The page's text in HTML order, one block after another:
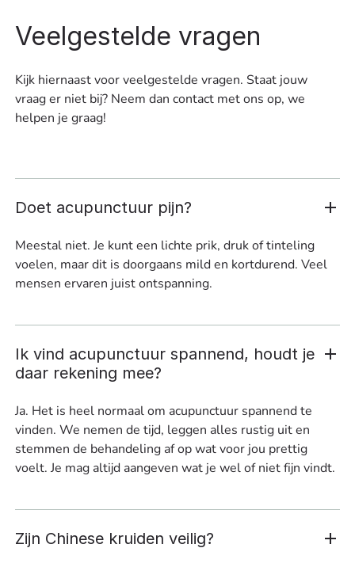
Veelgestelde vragen
Kijk hiernaast voor veelgestelde vragen. Staat jouw
vraag er niet bij? Neem dan contact met ons op, we
helpen je graag!
Doet acupunctuur pijn?
Meestal niet. Je kunt een lichte prik, druk of tinteling
voelen, maar dit is doorgaans mild en kortdurend. Veel
mensen ervaren juist ontspanning.
Ik vind acupunctuur spannend, houdt je
daar rekening mee?
Ja. Het is heel normaal om acupunctuur spannend te
vinden. We nemen de tijd, leggen alles rustig uit en
stemmen de behandeling af op wat voor jou prettig
voelt. Je mag altijd aangeven wat je wel of niet fijn vindt.
Zijn Chinese kruiden veilig?